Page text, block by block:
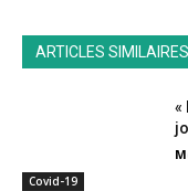
ARTICLES SIMILAIRES
Covid-19
«